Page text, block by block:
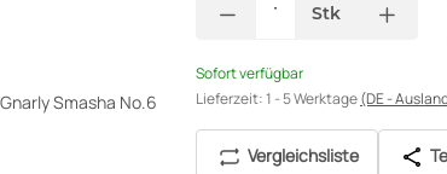
Stk
Sofort verfügbar
Lieferzeit:1 - 5 Werktage(DE -
Vergleichsliste